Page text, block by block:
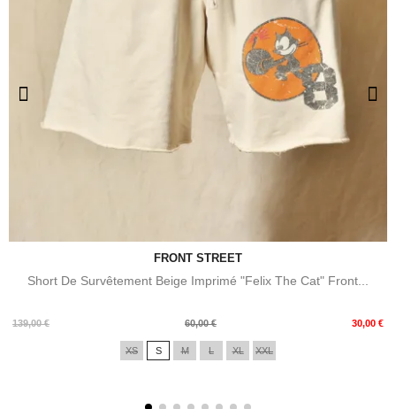
FRONT STREET
Short De Survêtement Beige Imprimé "Felix The Cat" Front...
139,00 €
Prix
60,00 € 30,00 €
Prix
XS S M L XL XXL